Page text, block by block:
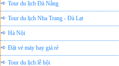
Tour du lịch Nha Trang - Đà Lạt
Hà Nội
Đặt vé máy bay giá rẻ
Tour du lịch lễ hội